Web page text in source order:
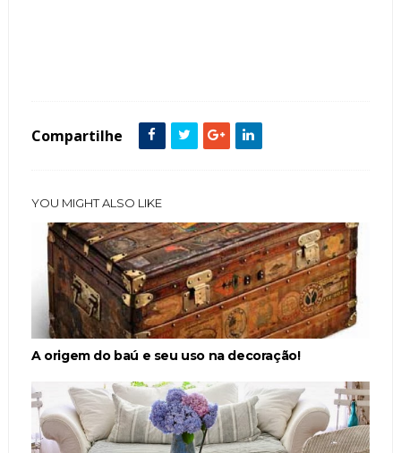
Compartilhe
YOU MIGHT ALSO LIKE
A origem do baú e seu uso na decoração!